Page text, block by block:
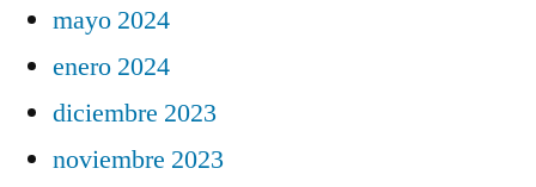
mayo 2024
enero 2024
diciembre 2023
noviembre 2023